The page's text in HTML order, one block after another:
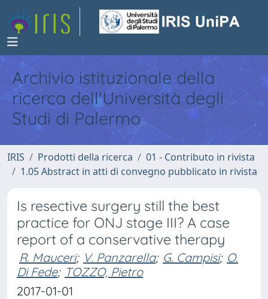
Archivio istituzionale della
ricerca dell'Università degli
Studi di Palermo
IRIS Prodotti della ricerca
01 - Contributo in rivista
1.05 Abstract in atti di convegno pubblicato in rivista
Is resective surgery still the best
practice for ONJ stage III? A case
report of a conservative therapy
R. Mauceri; V. Panzarella; G. Campisi; O.
Di Fede; TOZZO, Pietro
2017-01-01